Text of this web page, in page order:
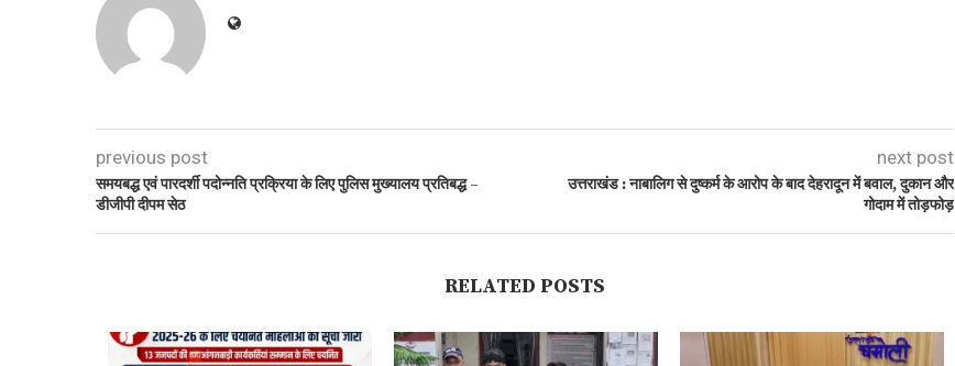
previous post
समयबद्ध एवं पारदर्शी पदोन्नति प्रक्रिया के लिए पुलिस मुख्यालय प्रतिबद्ध –
डीजीपी दीपम सेठ
next post
उत्तराखंड : नाबालिग से दुष्कर्म के आरोप के बाद देहरादून में बवाल, दुकान और
गोदाम में तोड़फोड़
RELATED POSTS